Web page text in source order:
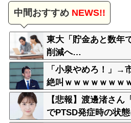
中間おすすめNEWS!!
東大「貯金あと数年
削減へ…
「小泉やめろ！」→
絶叫ｗｗｗｗｗｗｗ
【悲報】渡邊渚さん
でPTSD発症時の状